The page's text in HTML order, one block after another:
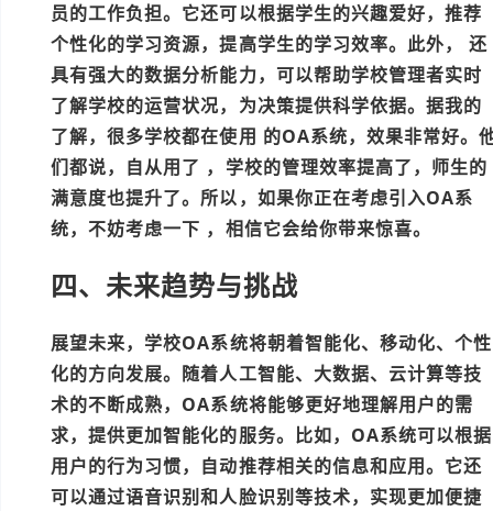
员的工作负担。它还可以根据学生的兴趣爱好，推荐
个性化的学习资源，提高学生的学习效率。此外，
还
具有强大的数据分析能力，可以帮助学校管理者实时
了解学校的运营状况，为决策提供科学依据。据我的
了解，很多学校都在使用 的OA系统，效果非常好。
们都说，自从用了 ，学校的管理效率提高了，师生的
满意度也提升了。所以，如果你正在考虑引入OA系
统，不妨考虑一下 ，相信它会给你带来惊喜。
四、未来趋势与挑战
展望未来，学校OA系统将朝着智能化、移动化、个性
化的方向发展。随着人工智能、大数据、云计算等技
术的不断成熟，OA系统将能够更好地理解用户的需
求，提供更加智能化的服务。比如，OA系统可以根据
用户的行为习惯，自动推荐相关的信息和应用。它还
可以通过语音识别和人脸识别等技术，实现更加便捷